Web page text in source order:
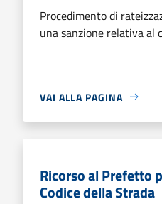
Procedimento di
una sanzione relativa al
VAI ALLA PAGINA
Ricorso al Prefetto
Codice della Strada